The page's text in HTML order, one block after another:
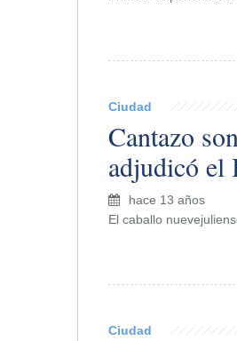
Ciudad
Cantazo
adjudicó el
hace 13 años
El caballo
Ciudad